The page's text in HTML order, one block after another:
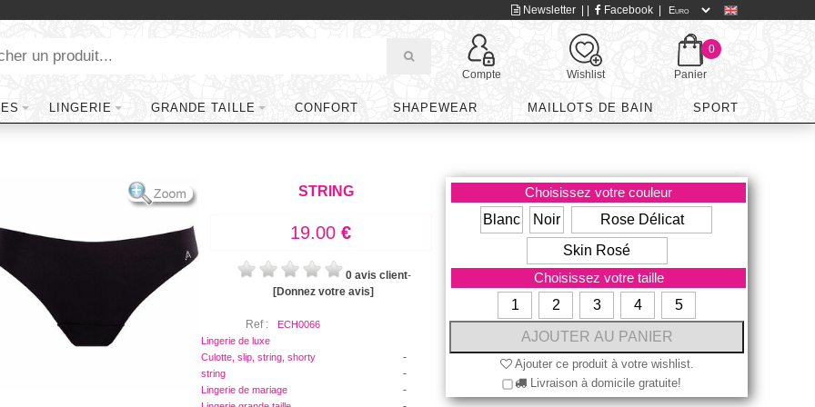
Newsletter Facebook
Compte Wishlist
0
Panier
LINGERIE GRANDE TAILLE CONFORT SHAPEWEAR MAILLOTS DE BAIN SPORT
STRING
19.00 €
0 avis client-
[Donnez votre avis]
Ref :
ECH0066
Lingerie de luxe
-
Culotte, slip, string, shorty
-
string
-
Lingerie de mariage
Choisissez votre couleur
Blanc
Noir
Rose Délicat
Skin Rosé
Choisissez votre taille
1
2 3 4 5
Ajouter ce produit à votre wishlist.
Livraison à domicile gratuite!